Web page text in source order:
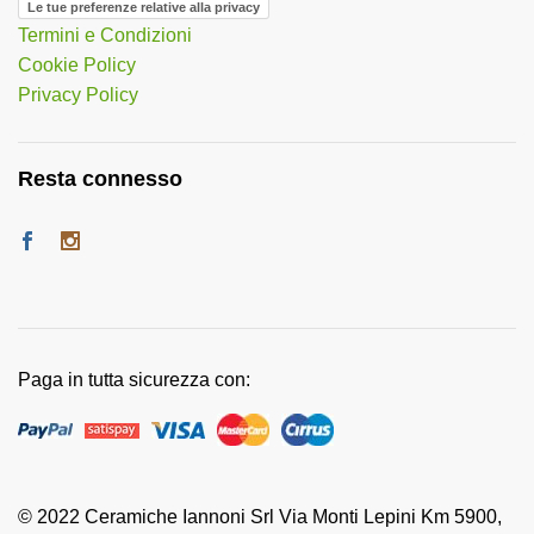
Le tue preferenze relative alla privacy
Termini e Condizioni
Cookie Policy
Privacy Policy
Resta connesso
© 2022 Ceramiche Iannoni Srl Via Monti Lepini Km 5900,
Paga in tutta sicurezza con: